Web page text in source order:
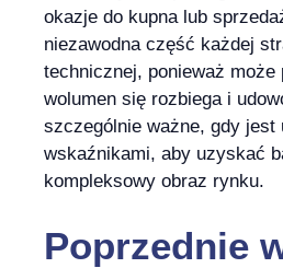
okazje do kupna lub
niezawodna część każdej
technicznej, ponieważ może
wolumen się rozbiega i
szczególnie ważne, gdy jest
wskaźnikami, aby uzyskać
kompleksowy obraz rynku.
Poprzednie